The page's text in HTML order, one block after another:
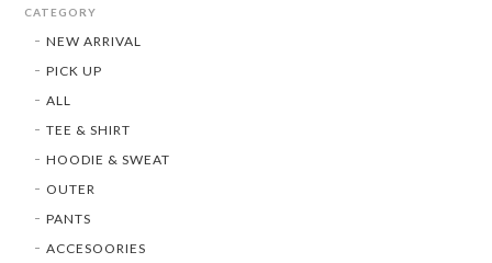
CATEGORY
NEW ARRIVAL
PICK UP
ALL
TEE & SHIRT
HOODIE & SWEAT
OUTER
PANTS
ACCESOORIES